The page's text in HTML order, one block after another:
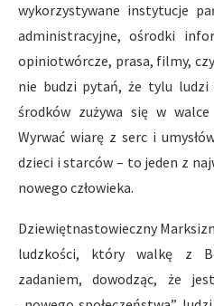
wykorzystywane instytucje
administracyjne, ośrodki
opiniotwórcze, prasa, filmy,
nie budzi pytań, że tylu ludzi
środków zużywa się w walce
Wyrwać wiarę z serc i
dzieci i starców – to jeden z
nowego człowieka.
Dziewiętnastowieczny
ludzkości, który walkę z
zadaniem, dowodząc, że